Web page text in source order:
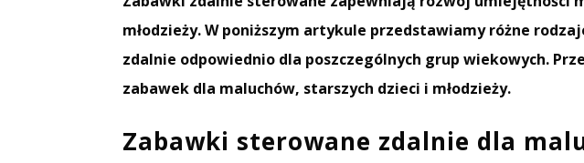
młodzieży. W poniższym artykule przedstawiamy różne
zdalnie odpowiednio dla poszczególnych grup wiekowych.
zabawek dla maluchów, starszych dzieci i młodzieży.
Zabawki sterowane zdalnie dla